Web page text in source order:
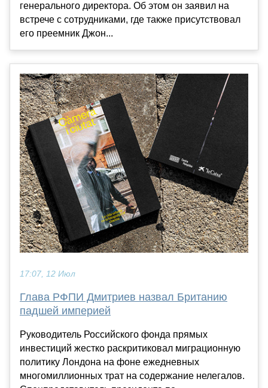
генерального директора. Об этом он заявил на
встрече с сотрудниками, где также присутствовал
его преемник Джон...
17:07, 12 Июл
Глава РФПИ Дмитриев назвал Британию
падшей империей
Руководитель Российского фонда прямых
инвестиций жестко раскритиковал миграционную
политику Лондона на фоне ежедневных
многомиллионных трат на содержание нелегалов.